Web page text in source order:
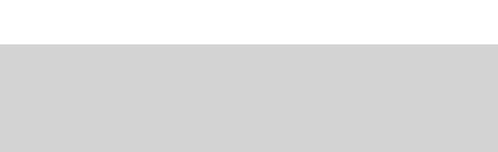
de tela